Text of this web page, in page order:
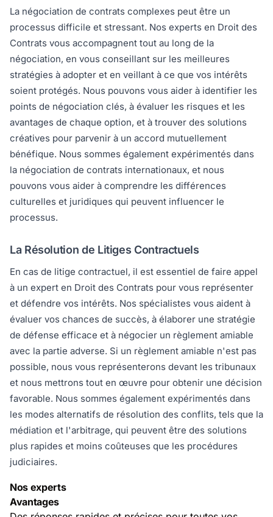
La négociation de contrats complexes peut être un
processus difficile et stressant. Nos experts en Droit des
Contrats vous accompagnent tout au long de la
négociation, en vous conseillant sur les meilleures
stratégies à adopter et en veillant à ce que vos intérêts
soient protégés. Nous pouvons vous aider à identifier les
points de négociation clés, à évaluer les risques et les
avantages de chaque option, et à trouver des solutions
créatives pour parvenir à un accord mutuellement
bénéfique. Nous sommes également expérimentés dans
la négociation de contrats internationaux, et nous
pouvons vous aider à comprendre les différences
culturelles et juridiques qui peuvent influencer le
processus.
La Résolution de Litiges Contractuels
En cas de litige contractuel, il est essentiel de faire appel
à un expert en Droit des Contrats pour vous représenter
et défendre vos intérêts. Nos spécialistes vous aident à
évaluer vos chances de succès, à élaborer une stratégie
de défense efficace et à négocier un règlement amiable
avec la partie adverse. Si un règlement amiable n'est pas
possible, nous vous représenterons devant les tribunaux
et nous mettrons tout en œuvre pour obtenir une décision
favorable. Nous sommes également expérimentés dans
les modes alternatifs de résolution des conflits, tels que la
médiation et l'arbitrage, qui peuvent être des solutions
plus rapides et moins coûteuses que les procédures
judiciaires.
Nos experts
Avantages